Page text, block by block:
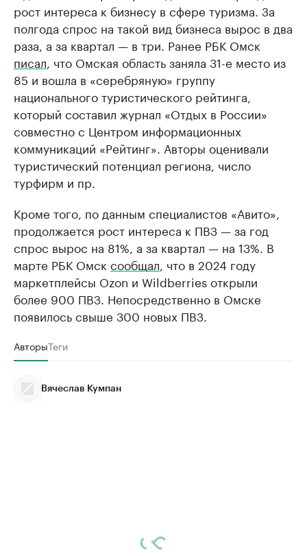
рост интереса к бизнесу в сфере туризма. За
полгода спрос на такой вид бизнеса вырос в два
раза, а за квартал — в три. Ранее РБК Омск
писал , что Омская область заняла 31-е место из
85 и вошла в «серебряную» группу
национального туристического рейтинга,
который составил журнал «Отдых в России»
совместно с Центром информационных
коммуникаций «Рейтинг». Авторы оценивали
туристический потенциал региона, число
турфирм и пр.
Кроме того, по данным специалистов «Авито»,
продолжается рост интереса к ПВЗ — за год
спрос вырос на 81%, а за квартал — на 13%. В
марте РБК Омск сообщал , что в 2024 году
маркетплейсы Ozon и Wildberries открыли
более 900 ПВЗ. Непосредственно в Омске
появилось свыше 300 новых ПВЗ.
АвторыТеги
Вячеслав Кумпан